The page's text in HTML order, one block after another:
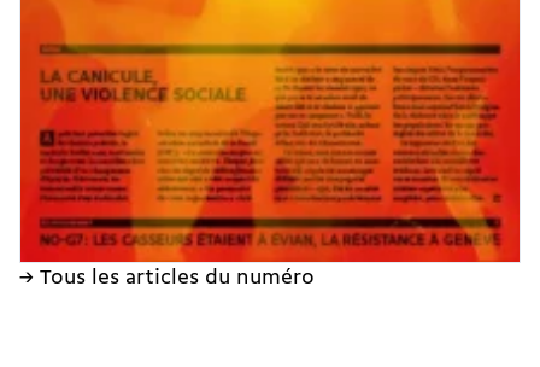
→ Tous les articles du numéro